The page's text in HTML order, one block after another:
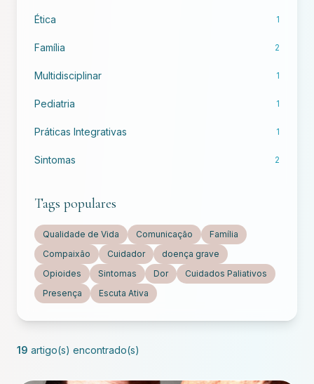
Ética 1
Família 2
Multidisciplinar 1
Pediatria 1
Práticas Integrativas 1
Sintomas 2
Tags populares
Qualidade de Vida Comunicação
Família
Compaixão
Cuidador
doença grave
Opioides
Sintomas Dor
Cuidados Paliativos
Presença
Escuta Ativa
19 artigo(s) encontrado(s)